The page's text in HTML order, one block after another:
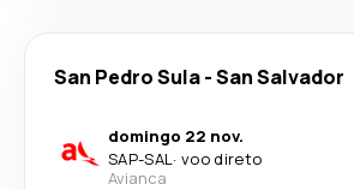
San Pedro Sula-San Salvador
domingo 22 nov.
SAP-SAL· voo direto
Avianca